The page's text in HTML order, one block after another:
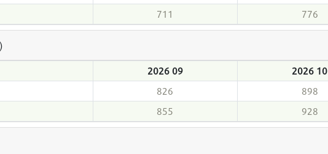
711 776
2026 09
2026 10
826
898
855 928